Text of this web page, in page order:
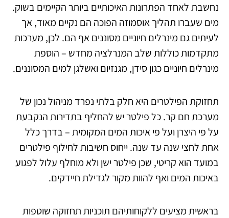
נחשבת לאחד הפתרונות האיכותיים ביותר הקיימים בשוק.
מים שעברו תהליך אוסמוזה הפוכה הם נקיים מאוד, אך
לעיתים גם מינרלים חיוניים מסוננים אף הם. לכן, מערכות
מתקדמות כוללות שלב המנרלציה מחדש – הוספת
מינרלים חיוניים כגון סידן, מגנזיום ואשלגן למים המסוננים.
תחזוקת הפילטרים היא חלק בלתי נפרד מניהול נכון של
מערכת חם קר. כל פילטר יש להחליף בתדירות הנקבעת
על פי היצרן ועל פי איכות המים המקומית – בדרך כלל
אחת לחצי שנה עד שנה. ייחוס חשיבות לחילוף פילטרים
במועד הוא קריטי, שכן פילטר ישן ולא מוחלף עלול לפגוע
באיכות המים ואף להוות מקור לגדילת חיידקים.
בראשית מציעים ללקוחותיהם תוכניות תחזוקה שוטפות